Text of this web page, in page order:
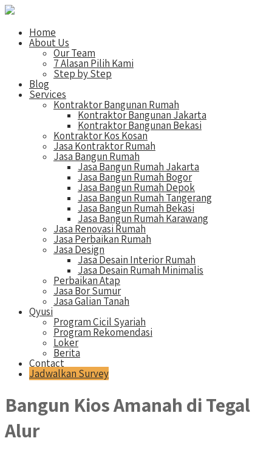
Home
About Us
Our Team
7 Alasan Pilih Kami
Step by Step
Blog
Services
Kontraktor Bangunan Rumah
Kontraktor Bangunan Jakarta
Kontraktor Bangunan Bekasi
Kontraktor Kos Kosan
Jasa Kontraktor Rumah
Jasa Bangun Rumah
Jasa Bangun Rumah Jakarta
Jasa Bangun Rumah Bogor
Jasa Bangun Rumah Depok
Jasa Bangun Rumah Tangerang
Jasa Bangun Rumah Bekasi
Jasa Bangun Rumah Karawang
Jasa Renovasi Rumah
Jasa Perbaikan Rumah
Jasa Design
Jasa Desain Interior Rumah
Jasa Desain Rumah Minimalis
Perbaikan Atap
Jasa Bor Sumur
Jasa Galian Tanah
Qyusi
Program Cicil Syariah
Program Rekomendasi
Loker
Berita
Contact
Jadwalkan Survey
Bangun Kios Amanah di Tegal
Alur